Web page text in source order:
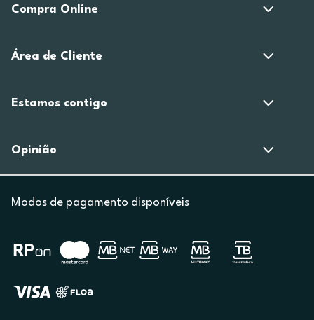
Compra Online
Área de Cliente
Estamos contigo
Opinião
Modos de pagamento disponíveis